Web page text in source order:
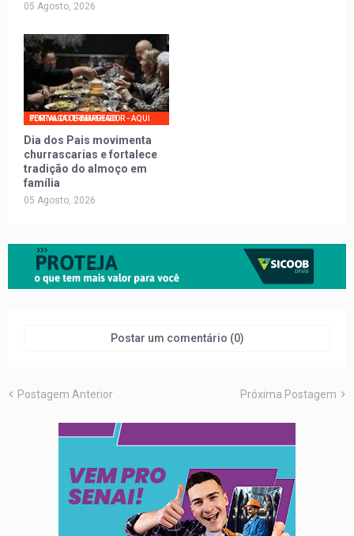
05 Agosto, 2026
PORTAL DO TRABALHADOR - AQUI TEM VAGA DE EMPREGO
Dia dos Pais movimenta
churrascarias e fortalece
tradição do almoço em
família
05 Agosto, 2026
Postar um comentário (0)
Postagem Anterior Próxima Postagem